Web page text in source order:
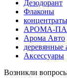
Дезодорант
Флаконы
АРОМА-
Арома Авто
деревянные
Аксессуары
Возникли